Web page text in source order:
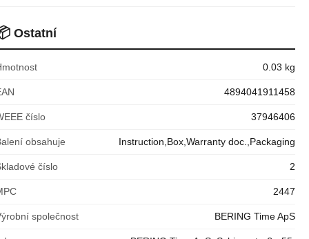
Ostatní
0.03 kg
4894041911458
číslo 37946406
obsahuje Instruction,Box,Warranty doc.,Packaging
číslo 2
2447
společnost BERING Time ApS